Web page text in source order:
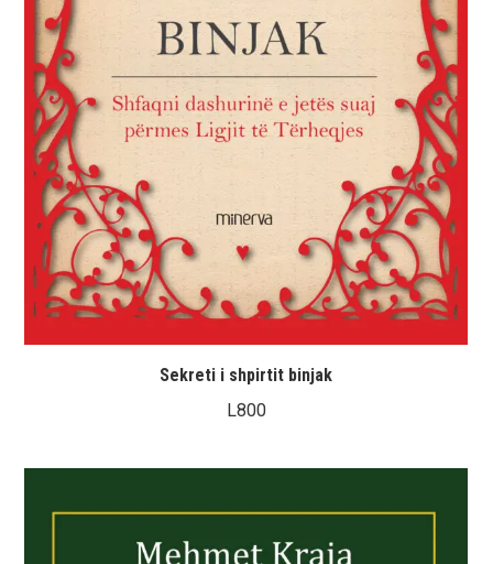
Sekreti i shpirtit binjak
L800